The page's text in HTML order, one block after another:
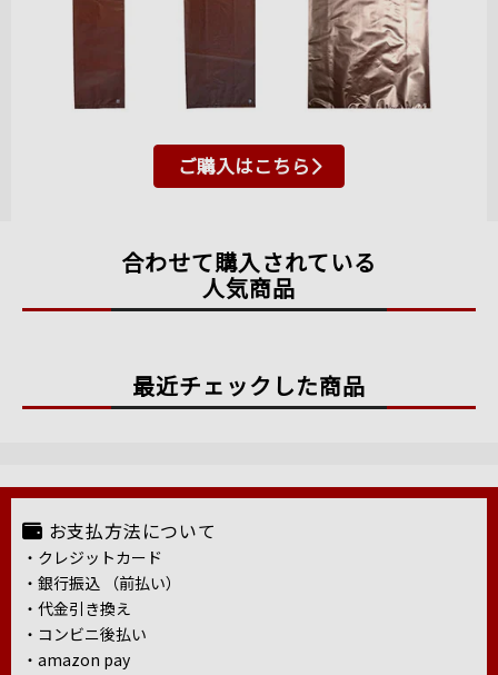
ご購入はこちら
合わせて購入されている
人気商品
最近チェックした商品
お支払方法について
・クレジットカード
・銀行振込 （前払い）
・代金引き換え
・コンビニ後払い
・amazon pay